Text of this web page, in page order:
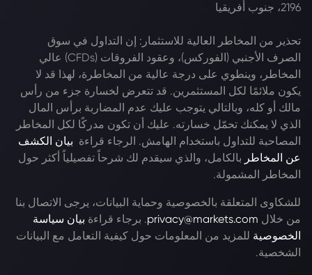
2196، جنوب أفريقيا
تحذير من المخاطر العالية للاستثمار: إن التداول في سوق
الصرف الأجنبي (الفوركس)، وعقود الفروقات (CFDs) عالي
المخاطر، وينطوي على درجة عالية من المخاطرة، لهذا قد لا
يكون ملائمًا لكل المستثمرين. قد تتعرض لخسارة جزء من رأس
مالك أو كله، وبالتالي يتوجب عليك عدم المضاربة برأس المال
الذي لا يمكنك تحمّل خسارته. عليك أن تكون مدركًا لكل المخاطر
المصاحبة للتداول باستخدام الهامش. الرجاء قراءة بيان الكشف
عن المخاطر بالكامل، والذي سيقدم لك شرحاً تفصيلياً أكثر حول
المخاطر المشمولة.
للشكاوى المتعلقة بالخصوصية وحماية البيانات، يرجى الاتصال بنا
من خلال privacy@markets.com. برجاء قراءة بيان سياسة
الخصوصية للمزيد من المعلومات حول كيفية التعامل مع البيانات
الشخصية.